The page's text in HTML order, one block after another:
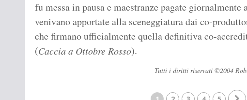
fu messa in pausa e maestranze pagate giornalmente
venivano apportate alla sceneggiatura dai co-
che firmano ufficialmente quella definitiva co-
(Caccia a Ottobre Rosso).
Tutti i diritti riservati ©2004